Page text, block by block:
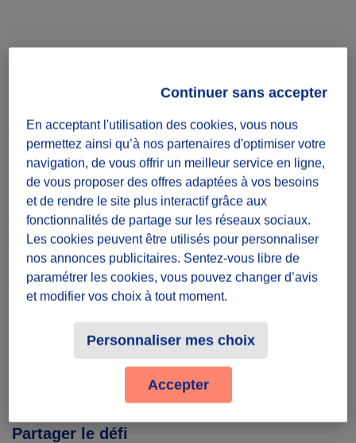
défi projet
Mission à réaliser sur une période
Date
Du 02/03/26
au 30/06/26
Présence
Partager le défi
En acceptant l'utilisation des cookies, vous nous
permettez ainsi qu’à nos partenaires d'optimiser votre
navigation, de vous offrir un meilleur service en ligne,
de vous proposer des offres adaptées à vos besoins
et de rendre le site plus interactif grâce aux
fonctionnalités de partage sur les réseaux sociaux.
Les cookies peuvent être utilisés pour personnaliser
nos annonces publicitaires. Sentez-vous libre de
paramétrer les cookies, vous pouvez changer d’avis
et modifier vos choix à tout moment.
Personnaliser mes choix
Continuer sans accepter
Accepter